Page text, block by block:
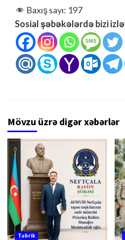
Baxış sayı: 197
Sosial şəbəkələrdə bizi
Mövzu üzrə digər xəbərlər
Təbrik